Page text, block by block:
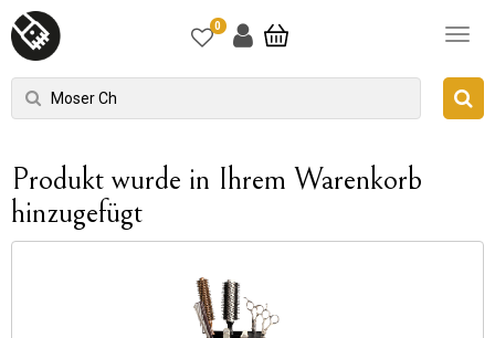
0
Produkt wurde in Ihrem Warenkorb
hinzugefügt